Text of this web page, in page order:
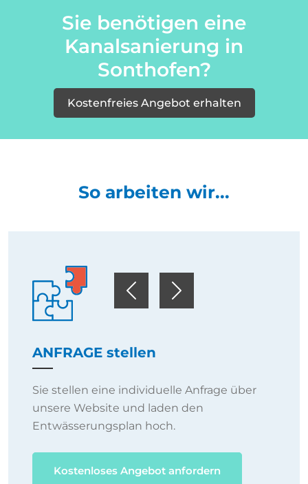
PreviousNext
Sie benötigen eine
Kanalsanierung in
Sonthofen?
Kostenfreies Angebot erhalten
So arbeiten wir...
ANFRAGE stellen
Sie stellen eine individuelle Anfrage über
unsere Website und laden den
Entwässerungsplan hoch.
Kostenloses Angebot anfordern